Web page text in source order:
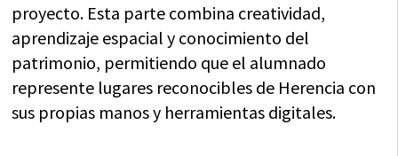
proyecto. Esta parte combina creatividad,
aprendizaje espacial y conocimiento del
patrimonio, permitiendo que el alumnado
represente lugares reconocibles de Herencia con
sus propias manos y herramientas digitales.